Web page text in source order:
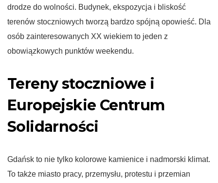
drodze do wolności. Budynek, ekspozycja i bliskość
terenów stoczniowych tworzą bardzo spójną opowieść. Dla
osób zainteresowanych XX wiekiem to jeden z
obowiązkowych punktów weekendu.
Tereny stoczniowe i
Europejskie Centrum
Solidarności
Gdańsk to nie tylko kolorowe kamienice i nadmorski klimat.
To także miasto pracy, przemysłu, protestu i przemian